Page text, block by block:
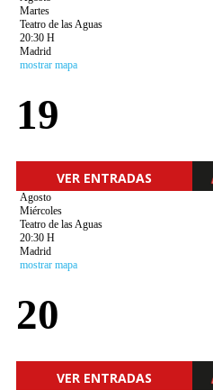
Martes
Teatro de las Aguas
20:30 H
Madrid
mostrar mapa
19
VER ENTRADAS
Agosto
Miércoles
Teatro de las Aguas
20:30 H
Madrid
mostrar mapa
20
VER ENTRADAS